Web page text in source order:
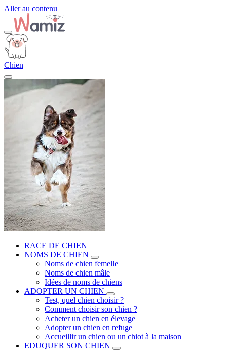
Aller au contenu
Chien
RACE DE CHIEN
NOMS DE CHIEN
Noms de chien femelle
Noms de chien mâle
Idées de noms de chiens
ADOPTER UN CHIEN
Test, quel chien choisir ?
Comment choisir son chien ?
Acheter un chien en élevage
Adopter un chien en refuge
Accueillir un chien ou un chiot à la maison
EDUQUER SON CHIEN